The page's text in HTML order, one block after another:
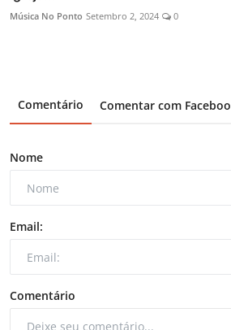
Música No Ponto Setembro 2, 2024 0
Comentário Comentar com
Nome
Email:
Comentário